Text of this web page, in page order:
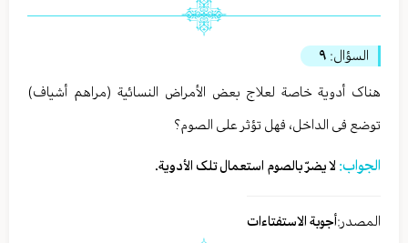
السؤال: ٩
هناک أدویة خاصة لعلاج بعض الأمراض النسائیة (مراهم أشیاف)
توضع فی الداخل، فهل تؤثر علی الصوم؟
الجواب: لا یضرّ بالصوم استعمال تلک الأدویة.
المصدر:أجوبة الاستفتاءات